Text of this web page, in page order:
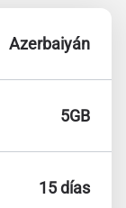
Azerbaiyán
5GB
15 días